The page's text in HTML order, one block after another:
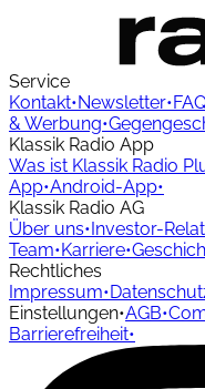
Service
Kontakt•Newsletter•
& Werbung•
Klassik Radio App
Was ist Klassik Radio
App•Android-App•
Klassik Radio AG
Über uns• Investor-
Team•Karriere•
Rechtliches
Impressum•
Einstellungen•AGB•
Barrierefreiheit•